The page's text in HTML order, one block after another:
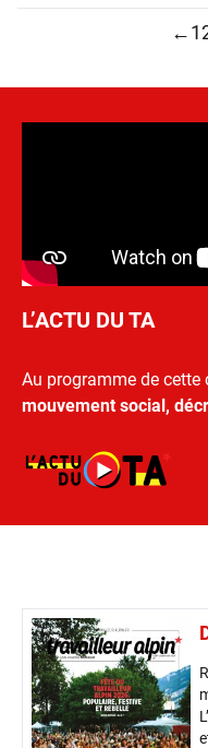
←1
L’ACTU DU TA
Au programme de cette
mouvement social,